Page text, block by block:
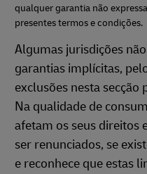
qualquer garantia não
presentes termos e condições.
Algumas jurisdições
garantias implícitas,
exclusões nesta secção
Na qualidade de
afetam os seus direitos
ser renunciados, se
e reconhece que estas